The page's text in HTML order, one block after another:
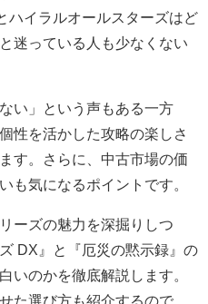
ハイラルオールスターズはど
迷っている人も少なくない
い」という声もある一方
性を活かした攻略の楽しさ
す。さらに、中古市場の価
も気になるポイントです。
ーズの魅力を深掘りしつ
DX』と『厄災の黙示録』の
いのかを徹底解説します。
た選び方も紹介するので、